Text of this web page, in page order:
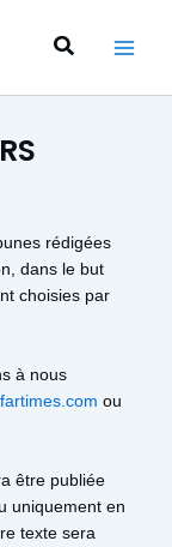
rédigées
dans le but
choisies par
à nous
ou
être publiée
uniquement en
texte sera